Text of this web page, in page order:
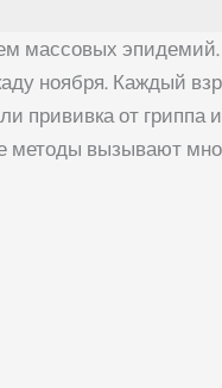
массовых
ноября. Каждый
прививка от гриппа
методы вызывают